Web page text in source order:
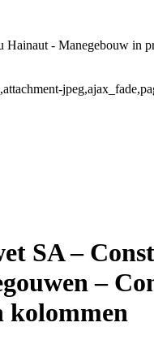
- Manegebouw in
–
–
kolommen